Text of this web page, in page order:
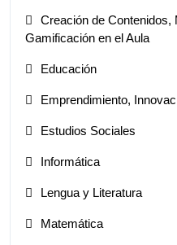
Creación de Contenidos,
Gamificación en el Aula
Educación
Emprendimiento,
Estudios Sociales
Informática
Lengua y Literatura
Matemática